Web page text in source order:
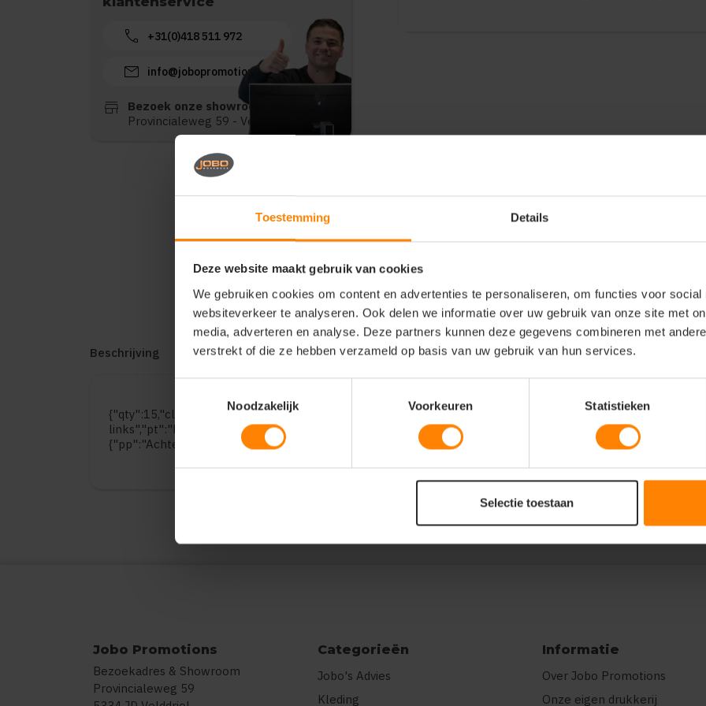
Toestemming Details
Deze website maakt gebruik van cookies
We gebruiken cookies om content en advertenties te personaliseren, om functies voor social
websiteverkeer te analyseren. Ook delen we informatie over uw gebruik van onze site met
media, adverteren en analyse. Deze partners kunnen deze gegevens combineren met
verstrekt of die ze hebben verzameld op basis van uw gebruik van hun services.
Noodzakelijk
Voorkeuren Statistieken
Selectie toestaan
call +31(0)418 511 972
mail info@jobopromotions.nl
store
Bezoek onze showroom:
Provincialeweg 59 - Velddriel
Beschrijving Reviews (0)
{"qty":15,"clr":"burgundy","szs":{"s":5,"m":5,"l":5},"prnts":[{"pp":"Borst
links","pt":"Bedrukking","ct":"E\u00e9n kleur"},
{"pp":"Achterzijde","pt":"Bedrukking","ct":"E\u00e9n kleur"}]}
Jobo Promotions
Bezoekadres & Showroom
Provincialeweg 59
Categorieën
Jobo's Advies
Kleding
Informatie
Over Jobo Promotions
Onze eigen drukkerij